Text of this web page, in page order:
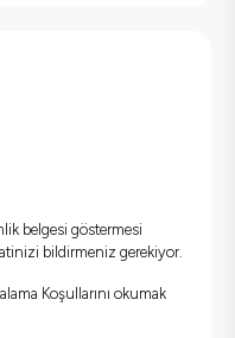
belgesi göstermesi
bildirmeniz gerekiyor.
Koşullarını okumak